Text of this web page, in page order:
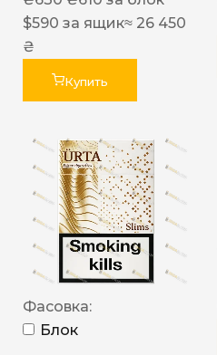
$590 за ящик≈ 26 450
₴
Купить
Фасовка:
Блок